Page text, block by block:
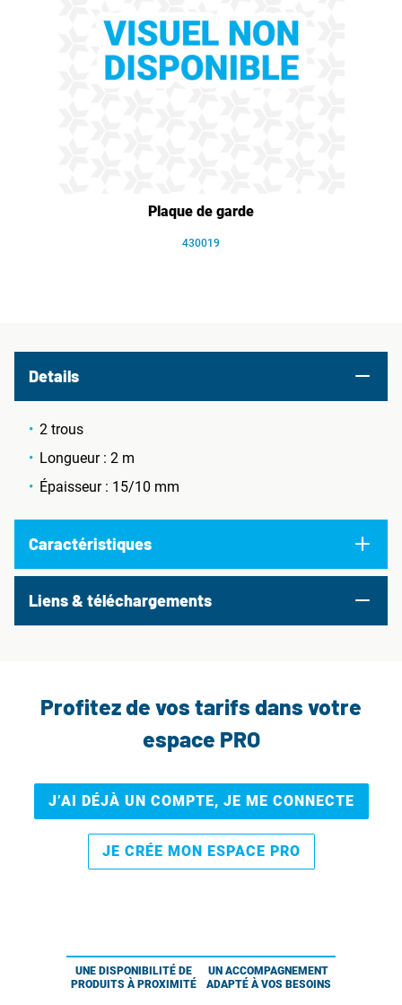
Plaque de garde
430019
Details
2 trous
Longueur : 2 m
Épaisseur : 15/10 mm
Caractéristiques
Liens & téléchargements
Profitez de vos tarifs dans votre
espace PRO
J’AI DÉJÀ UN COMPTE, JE ME CONNECTE
JE CRÉE MON ESPACE PRO
UNE DISPONIBILITÉ DE
PRODUITS À PROXIMITÉ
UN ACCOMPAGNEMENT
ADAPTÉ À VOS BESOINS